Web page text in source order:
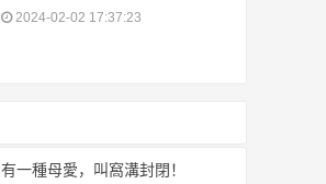
2024-02-02 17:37:23
有一種母愛，叫窩溝封閉！